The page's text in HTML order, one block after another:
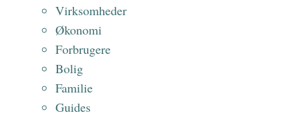
Virksomheder
Økonomi
Forbrugere
Bolig
Familie
Guides